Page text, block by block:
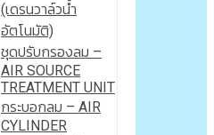
(เดรนวาล์วน้ำ
อัตโนมัติ)
ชุดปรับกรองลม –
AIR SOURCE
TREATMENT UNIT
กระบอกลม – AIR
CYLINDER